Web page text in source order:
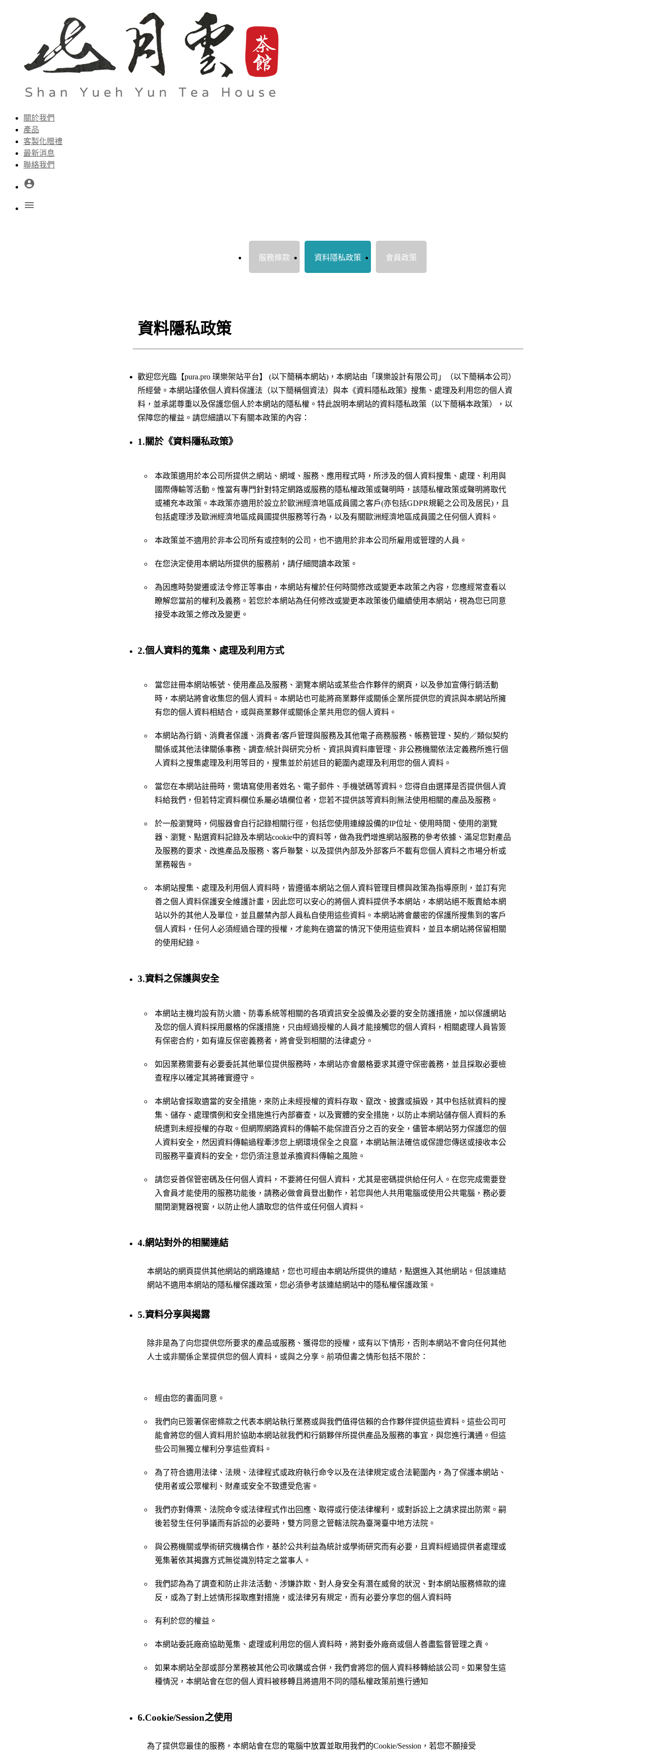
關於我們
產品
客製化贈禮
最新消息
聯絡我們
account_circle
menu
服務條款 資料隱私政策 會員政策
資料隱私政策
歡迎您光臨【pura.pro 璞樂架站平台】 (以下簡稱本網站)，本網站由「璞樂設計有限公司」（以下簡稱本公司）
所經營。本網站謹依個人資料保護法（以下簡稱個資法）與本《資料隱私政策》搜集、處理及利用您的個人資
料，並承諾尊重以及保護您個人於本網站的隱私權。特此說明本網站的資料隱私政策（以下簡稱本政策），以
保障您的權益。請您細讀以下有關本政策的內容：
1.關於《資料隱私政策》
本政策適用於本公司所提供之網站、網域、服務、應用程式時，所涉及的個人資料搜集、處理、利用與
國際傳輸等活動。惟當有專門針對特定網路或服務的隱私權政策或聲明時，該隱私權政策或聲明將取代
或補充本政策。本政策亦適用於設立於歐洲經濟地區成員國之客戶(亦包括GDPR規範之公司及居民)，且
包括處理涉及歐洲經濟地區成員國提供服務等行為，以及有關歐洲經濟地區成員國之任何個人資料。
本政策並不適用於非本公司所有或控制的公司，也不適用於非本公司所雇用或管理的人員。
在您決定使用本網站所提供的服務前，請仔細閱讀本政策。
為因應時勢變遷或法令修正等事由，本網站有權於任何時間修改或變更本政策之內容，您應經常查看以
瞭解您當前的權利及義務。若您於本網站為任何修改或變更本政策後仍繼續使用本網站，視為您已同意
接受本政策之修改及變更。
2.個人資料的蒐集、處理及利用方式
當您註冊本網站帳號、使用產品及服務、瀏覽本網站或某些合作夥伴的網頁，以及參加宣傳行銷活動
時，本網站將會收集您的個人資料。本網站也可能將商業夥伴或關係企業所提供您的資訊與本網站所擁
有您的個人資料相結合，或與商業夥伴或關係企業共用您的個人資料。
本網站為行銷、消費者保護、消費者/客戶管理與服務及其他電子商務服務、帳務管理、契約／類似契約
關係或其他法律關係事務、調查/統計與研究分析、資訊與資料庫管理、非公務機關依法定義務所進行個
人資料之搜集處理及利用等目的，搜集並於前述目的範圍內處理及利用您的個人資料。
當您在本網站註冊時，需填寫使用者姓名、電子郵件、手機號碼等資料。您得自由選擇是否提供個人資
料給我們，但若特定資料欄位系屬必填欄位者，您若不提供該等資料則無法使用相關的產品及服務。
於一般瀏覽時，伺服器會自行記錄相關行徑，包括您使用連線設備的IP位址、使用時間、使用的瀏覽
器、瀏覽、點選資料記錄及本網站cookie中的資料等，做為我們增進網站服務的參考依據、滿足您對產品
及服務的要求、改進產品及服務、客戶聯繫、以及提供內部及外部客戶不載有您個人資料之市場分析或
業務報告。
本網站搜集、處理及利用個人資料時，皆遵循本網站之個人資料管理目標與政策為指導原則，並訂有完
善之個人資料保護安全維護計畫，因此您可以安心的將個人資料提供予本網站，本網站絕不販賣給本網
站以外的其他人及單位，並且嚴禁內部人員私自使用這些資料。本網站將會嚴密的保護所搜集到的客戶
個人資料，任何人必須經過合理的授權，才能夠在適當的情況下使用這些資料，並且本網站將保留相關
的使用紀錄。
3.資料之保護與安全
本網站主機均設有防火牆、防毒系統等相關的各項資訊安全設備及必要的安全防護措施，加以保護網站
及您的個人資料採用嚴格的保護措施，只由經過授權的人員才能接觸您的個人資料，相關處理人員皆簽
有保密合約，如有違反保密義務者，將會受到相關的法律處分。
如因業務需要有必要委託其他單位提供服務時，本網站亦會嚴格要求其遵守保密義務，並且採取必要檢
查程序以確定其將確實遵守。
本網站會採取適當的安全措施，來防止未經授權的資料存取、竄改、披露或損毀，其中包括就資料的搜
集、儲存、處理慣例和安全措施進行內部審查，以及實體的安全措施，以防止本網站儲存個人資料的系
統遭到未經授權的存取。但網際網路資料的傳輸不能保證百分之百的安全，儘管本網站努力保護您的個
人資料安全，然因資料傳輸過程牽涉您上網環境保全之良窳，本網站無法確信或保證您傳送或接收本公
司服務平臺資料的安全，您仍須注意並承擔資料傳輸之風險。
請您妥善保管密碼及任何個人資料，不要將任何個人資料，尤其是密碼提供給任何人。在您完成需要登
入會員才能使用的服務功能後，請務必做會員登出動作，若您與他人共用電腦或使用公共電腦，務必要
關閉瀏覽器視窗，以防止他人讀取您的信件或任何個人資料。
4.網站對外的相關連結
本網站的網頁提供其他網站的網路連結，您也可經由本網站所提供的連結，點選進入其他網站。但該連結
網站不適用本網站的隱私權保護政策，您必須參考該連結網站中的隱私權保護政策。
5.資料分享與揭露
除非是為了向您提供您所要求的產品或服務、獲得您的授權，或有以下情形，否則本網站不會向任何其他
人士或非關係企業提供您的個人資料，或與之分享。前項但書之情形包括不限於：
經由您的書面同意。
我們向已簽署保密條款之代表本網站執行業務或與我們值得信賴的合作夥伴提供這些資料。這些公司可
能會將您的個人資料用於協助本網站就我們和行銷夥伴所提供產品及服務的事宜，與您進行溝通。但這
些公司無獨立權利分享這些資料。
為了符合適用法律、法規、法律程式或政府執行命令以及在法律規定或合法範圍內，為了保護本網站、
使用者或公眾權利、財產或安全不致遭受危害。
我們亦對傳票、法院命令或法律程式作出回應、取得或行使法律權利，或對訴訟上之請求提出防禦。嗣
後若發生任何爭議而有訴訟的必要時，雙方同意之管轄法院為臺灣臺中地方法院。
與公務機關或學術研究機構合作，基於公共利益為統計或學術研究而有必要，且資料經過提供者處理或
蒐集著依其揭露方式無從識別特定之當事人。
我們認為為了調查和防止非法活動、涉嫌詐欺、對人身安全有潛在威脅的狀況、對本網站服務條款的違
反，或為了對上述情形採取應對措施，或法律另有規定，而有必要分享您的個人資料時
有利於您的權益。
本網站委託廠商協助蒐集、處理或利用您的個人資料時，將對委外廠商或個人善盡監督管理之責。
如果本網站全部或部分業務被其他公司收購或合併，我們會將您的個人資料移轉給該公司。如果發生這
種情況，本網站會在您的個人資料被移轉且將適用不同的隱私權政策前進行通知
6.Cookie/Session之使用
為了提供您最佳的服務，本網站會在您的電腦中放置並取用我們的Cookie/Session，若您不願接受